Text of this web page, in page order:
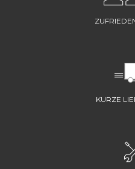
KURZE